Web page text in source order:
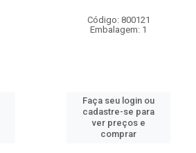
Código: 800121
Embalagem: 1
Faça seu login ou
cadastre-se para
ver preços e
comprar